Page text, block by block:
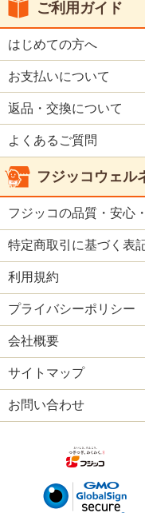
ご利用ガイド
はじめての方へ
お支払いについて
返品・交換について
よくあるご質問
フジッコウェル
フジッコの品質・安心
特定商取引に基づく表
利用規約
プライバシーポリシー
会社概要
サイトマップ
お問い合わせ